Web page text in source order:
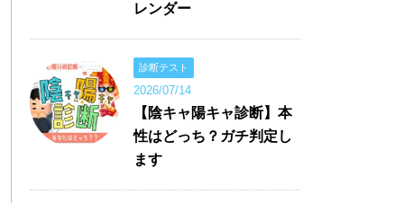
レンダー
診断テスト
2026/07/14
【陰キャ陽キャ診断】本
性はどっち？ガチ判定し
ます